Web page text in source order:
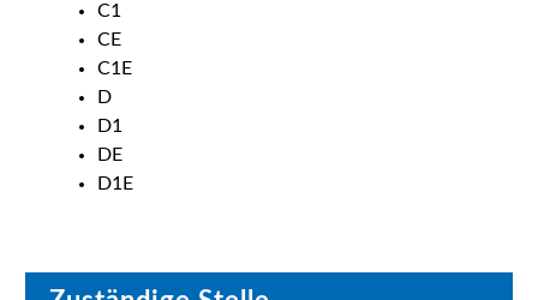
C1
CE
C1E
D
D1
DE
D1E